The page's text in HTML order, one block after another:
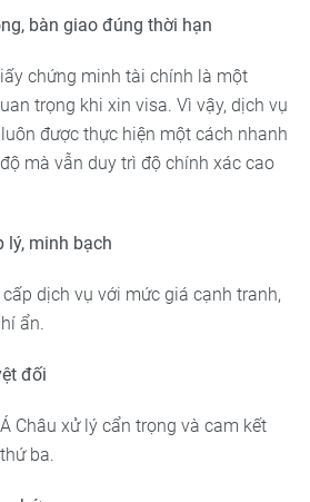
bàn giao đúng thời hạn
chứng minh tài chính là một
trọng khi xin visa. Vì vậy, dịch vụ
được thực hiện một cách nhanh
mà vẫn duy trì độ chính xác cao
lý, minh bạch
dịch vụ với mức giá cạnh tranh,
ẩn.
đối
Châu xử lý cẩn trọng và cam kết
ba.